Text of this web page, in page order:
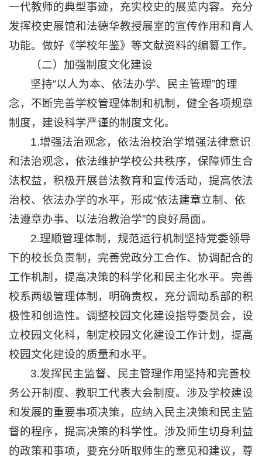
一代教师的典型事迹，充实校史的展览内容。充分
发挥校史展馆和法德华教授展室的宣传作用和育人
功能。做好《学校年鉴》等文献资料的编纂工作。
（二）加强制度文化建设
坚持“以人为本、依法办学、民主管理”的理
念，不断完善学校管理体制和机制，健全各项规章
制度，建设科学严谨的制度文化。
1.增强法治观念，依法治校治学增强法律意识
和法治观念，依法维护学校公共秩序，保障师生合
法权益，积极开展普法教育和宣传活动，提高依法
治校、依法办学的水平，形成“依法建章立制、依
法遵章办事、以法治教治学”的良好局面。
2.理顺管理体制，规范运行机制坚持党委领导
下的校长负责制，完善党政分工合作、协调配合的
工作机制，提高决策的科学化和民主化水平。完善
校系两级管理体制，明确责权，充分调动系部的积
极性和创造性。调整校园文化建设指导委员会，设
立校园文化科，制定校园文化建设工作计划，提高
校园文化建设的质量和水平。
3.发挥民主监督、民主管理作用坚持和完善校
务公开制度、教职工代表大会制度。涉及学校建设
和发展的重要事项决策，应纳入民主决策和民主监
督的程序，提高决策的科学性。涉及师生切身利益
的政策和事项，要充分听取师生的意见和建议，尊